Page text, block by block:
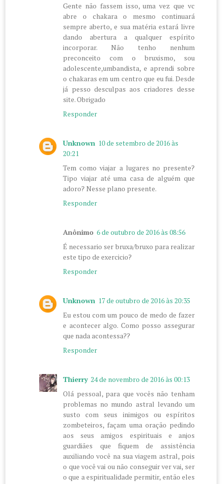
Gente não fassem isso, uma vez que vc
abre o chakara o mesmo continuará
sempre aberto, e sua matéria estará livre
dando abertura a qualquer espírito
incorporar. Não tenho nenhum
preconceito com o bruxismo, sou
adolescente,umbandista, e aprendi sobre
o chakaras em um centro que eu fui. Desde
já pesso desculpas aos criadores desse
site. Obrigado
Responder
Unknown 10 de setembro de 2016 às
20:21
Tem como viajar a lugares no presente?
Tipo viajar até uma casa de alguém que
adoro? Nesse plano presente.
Responder
Anônimo 6 de outubro de 2016 às 08:56
É necessario ser bruxa/bruxo para realizar
este tipo de exercicio?
Responder
Unknown 17 de outubro de 2016 às 20:35
Eu estou com um pouco de medo de fazer
e acontecer algo. Como posso assegurar
que nada acontessa??
Responder
Thierry 24 de novembro de 2016 às 00:13
Olá pessoal, para que vocês não tenham
problemas no mundo astral levando um
susto com seus inimigos ou espíritos
zombeteiros, façam uma oração pedindo
aos seus amigos espirituais e anjos
guardiães que fiquem de assistência
auxiliando você na sua viagem astral, pois
o que você vai ou não conseguir ver vai, ser
o que a espiritualidade permitir, então eles